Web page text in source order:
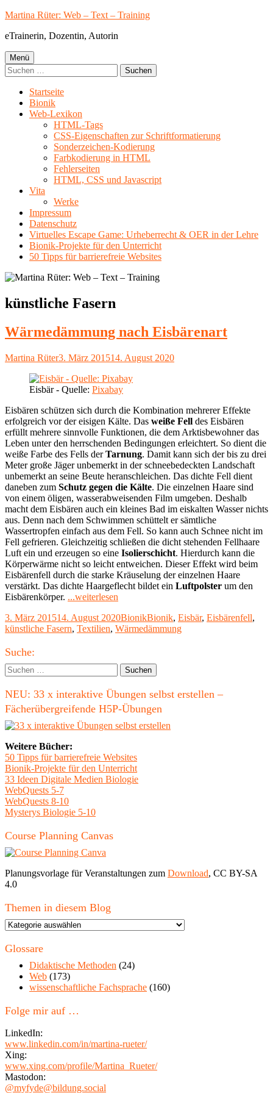
Springe
Inhalt
Martina Rüter: Web – Text – Training
eTrainerin, Dozentin, Autorin
Primäres
Menü
Menü
Suchen
nach:
Startseite
Bionik
Web-Lexikon
HTML-Tags
CSS-Eigenschaften zur Schriftformatierung
Sonderzeichen-Kodierung
Farbkodierung in HTML
Fehlerseiten
HTML, CSS und Javascript
Vita
Werke
Impressum
Datenschutz
Virtuelles Escape Game: Urheberrecht & OER in der Lehre
Bionik-Projekte für den Unterricht
50 Tipps für barrierefreie Websites
Schlagwort:
künstliche Fasern
Wärmedämmung nach Eisbärenart
Autor
Martina RüterVeröffentlicht
3. März 201514. August 2020
Eisbär - Quelle: Pixabay
Eisbären schützen sich durch die Kombination mehrerer Effekte
erfolgreich vor der eisigen Kälte. Das weiße Fell des Eisbären
erfüllt mehrere sinnvolle Funktionen, die dem Arktisbewohner das
Leben unter den herrschenden Bedingungen erleichtert. So dient die
weiße Farbe des Fells derTarnung. Damit kann sich der bis zu drei
Meter große Jäger unbemerkt in der schneebedeckten Landschaft
unbemerkt an seine Beute heranschleichen. Das dichte Fell dient
daneben zum Schutz gegen die Kälte. Die einzelnen Haare sind
von einem öligen, wasserabweisenden Film umgeben. Deshalb
macht dem Eisbären auch ein kleines Bad im eiskalten Wasser nichts
aus. Denn nach dem Schwimmen schüttelt er sämtliche
Wassertropfen einfach aus dem Fell. So kann auch Schnee nicht im
Fell gefrieren. Gleichzeitig schließen die dicht stehenden Fellhaare
Luft ein und erzeugen so eine Isolierschicht. Hierdurch kann die
Körperwärme nicht so leicht entweichen. Dieser Effekt wird beim
Eisbärenfell durch die starke Kräuselung der einzelnen Haare
verstärkt. Das dichte Haargeflecht bildet ein Luftpolster um den
Eisbärenkörper. ...weiterlesen
Eisbärenart"
Veröffentlicht
am
3. März 201514. August 2020Kategorien
BionikSchlagwörter
Bionik, Eisbär, Eisbärenfell,
künstliche Fasern, Textilien, Wärmedämmung
Haupt-
Seitenleiste
Suche:
Suchen
nach:
NEU: 33 x interaktive Übungen selbst erstellen –
Fächerübergreifende H5P-Übungen
Weitere Bücher:
50 Tipps für barrierefreie Websites
Bionik-Projekte für den Unterricht
33 Ideen Digitale Medien Biologie
WebQuests 5-7
WebQuests 8-10
Mysterys Biologie 5-10
Course Planning Canvas
Planungsvorlage für Veranstaltungen zum Download, CC BY-SA
4.0
Themen in diesem Blog
Themen
diesem
Glossare
Didaktische Methoden (24)
Web (173)
wissenschaftliche Fachsprache (160)
Folge mir auf …
LinkedIn:
www.linkedin.com/in/martina-rueter/
Xing:
www.xing.com/profile/Martina_Rueter/
Mastodon:
@myfyde@bildung.social